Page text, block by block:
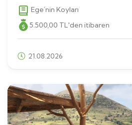
Ege´nin Koyları
5.500,00 TL'den itibaren
21.08.2026